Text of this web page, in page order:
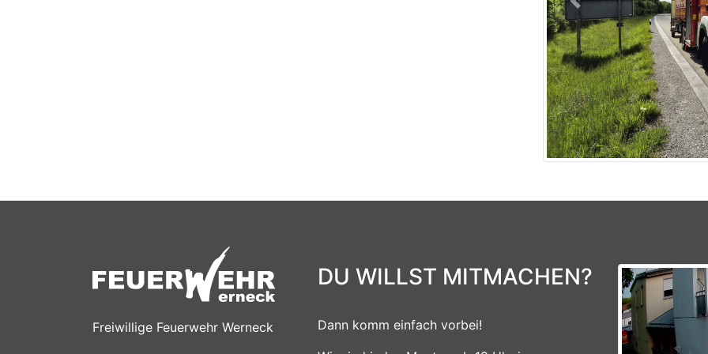
Previous
Freiwillige Feuerwehr Werneck
DU WILLST MITMACHEN?
Dann komm einfach vorbei!